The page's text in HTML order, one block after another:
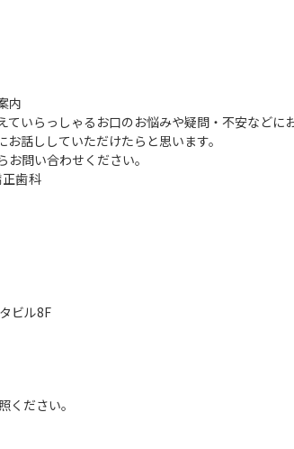
内
ていらっしゃるお口のお悩みや疑問・不安などに
話ししていただけたらと思います。
お問い合わせください。
ビル8F
ください。